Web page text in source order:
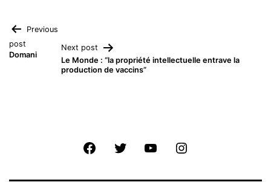
Navigation
de
Previous
post
Domani
Next post
Le Monde : “la propriété intellectuelle entrave la
production de vaccins”
FacebookTwitter Youtube